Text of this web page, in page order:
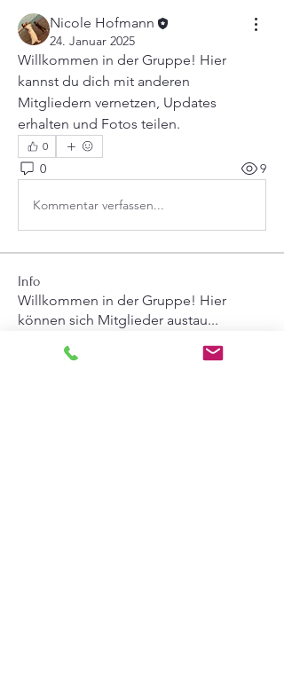
Nicole Hofmann
24. Januar 2025
Willkommen in der Gruppe! Hier
kannst du dich mit anderen
Mitgliedern vernetzen, Updates
erhalten und Fotos teilen.
0
0 9
Kommentar verfassen...
Info
Willkommen in der Gruppe! Hier
können sich Mitglieder austau...